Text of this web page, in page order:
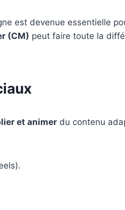
est devenue essentielle
(CM) peut faire toute la
et animer du contenu